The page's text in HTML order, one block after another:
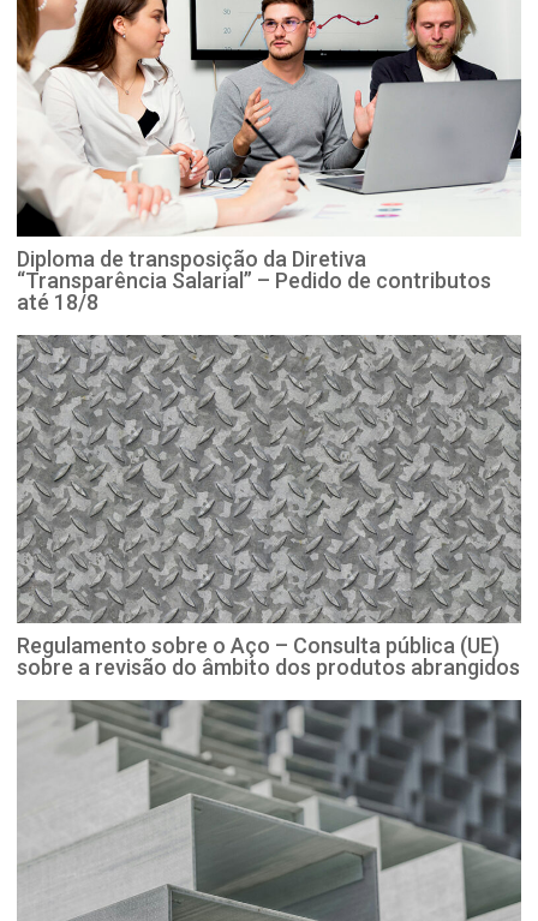
Diploma de transposição da Diretiva
“Transparência Salarial” – Pedido de contributos
até 18/8
Regulamento sobre o Aço – Consulta pública (UE)
sobre a revisão do âmbito dos produtos abrangidos